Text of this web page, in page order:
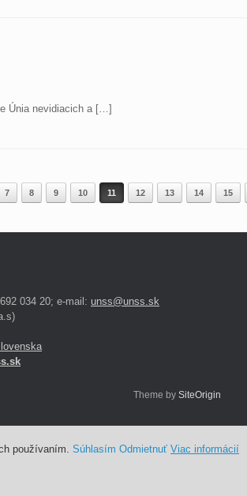
Únia nevidiacich a […]
7 8 9 10 11 12 13 14 15
034 20; e-mail: unss@unss.sk
Theme by SiteOrigin
používaním. Súhlasím Odmietnuť Viac informácií